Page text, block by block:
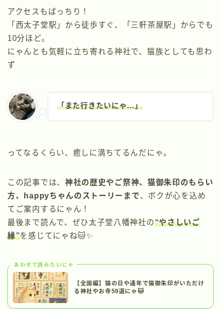
アクセスもばっちり！
「西太子堂駅」から徒歩すぐ、「三軒茶屋駅」からでも
10分ほど。
にゃんとも気軽に立ち寄れる神社で、猫族としても思わ
ず
「また行きたいにゃ…」
ってなるくらい、癒しに満ちてるんだにゃ。
この記事では、 神社の歴史やご祭神、猫御朱印のもらい
方、happyちゃんのストーリーまで、ボクが心を込め
てご案内するにゃん！
最後まで読んで、ぜひ太子堂八幡神社の“やさしいご
縁”を感じてにゃね🐱✨
あわせて読みたいにゃ
【全国編】猫の日や通年で猫御朱印がいただけ
る神社やお寺59選にゃ🐱